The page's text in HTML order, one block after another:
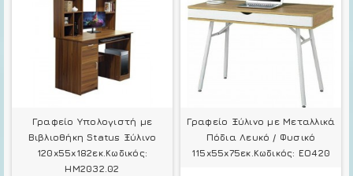
Γραφείο Υπολογιστή με
Βιβλιοθήκη Status Ξύλινο
120x55x182εκ.Κωδικός:
HM2032.02
Γραφείο Ξύλινο με Μεταλλικά
Πόδια Λευκό / Φυσικό
115x55x75εκ.Κωδικός: ΕΟ420